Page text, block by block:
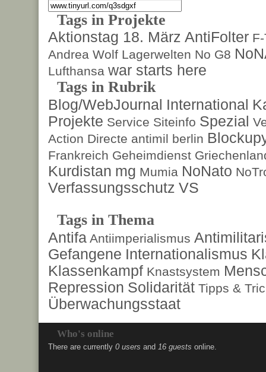
Tags in Projekte
Aktionstag 18. März AntiFolter
Andrea Wolf Lagerwelten No G8
Lufthansa war starts here
Tags in Rubrik
Blog/WebJournal International
Projekte Service Siteinfo Spezial
Action Directe antimil berlin
Frankreich Geheimdienst
Kurdistan mg Mumia NoNato
Verfassungsschutz VS
Tags in Thema
Antifa Antiimperialismus
Gefangene Internationalismus
Klassenkampf Knastsystem
Repression Solidarität Tipps &
Überwachungsstaat
Who's online
There are currently 0 users and 16 guests online.